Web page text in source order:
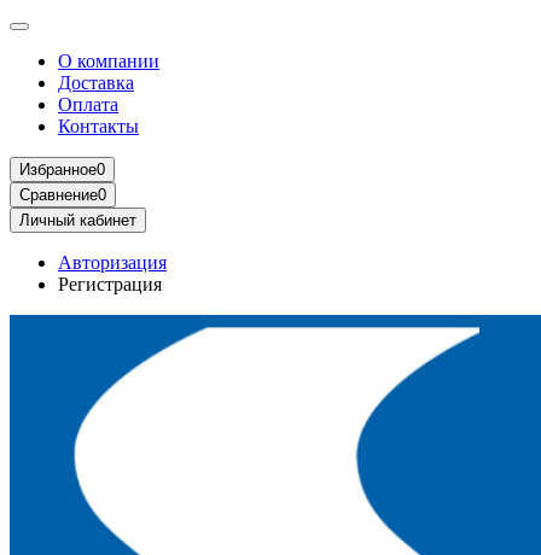
О компании
Доставка
Оплата
Контакты
Избранное0
Сравнение0
Личный кабинет
Авторизация
Регистрация